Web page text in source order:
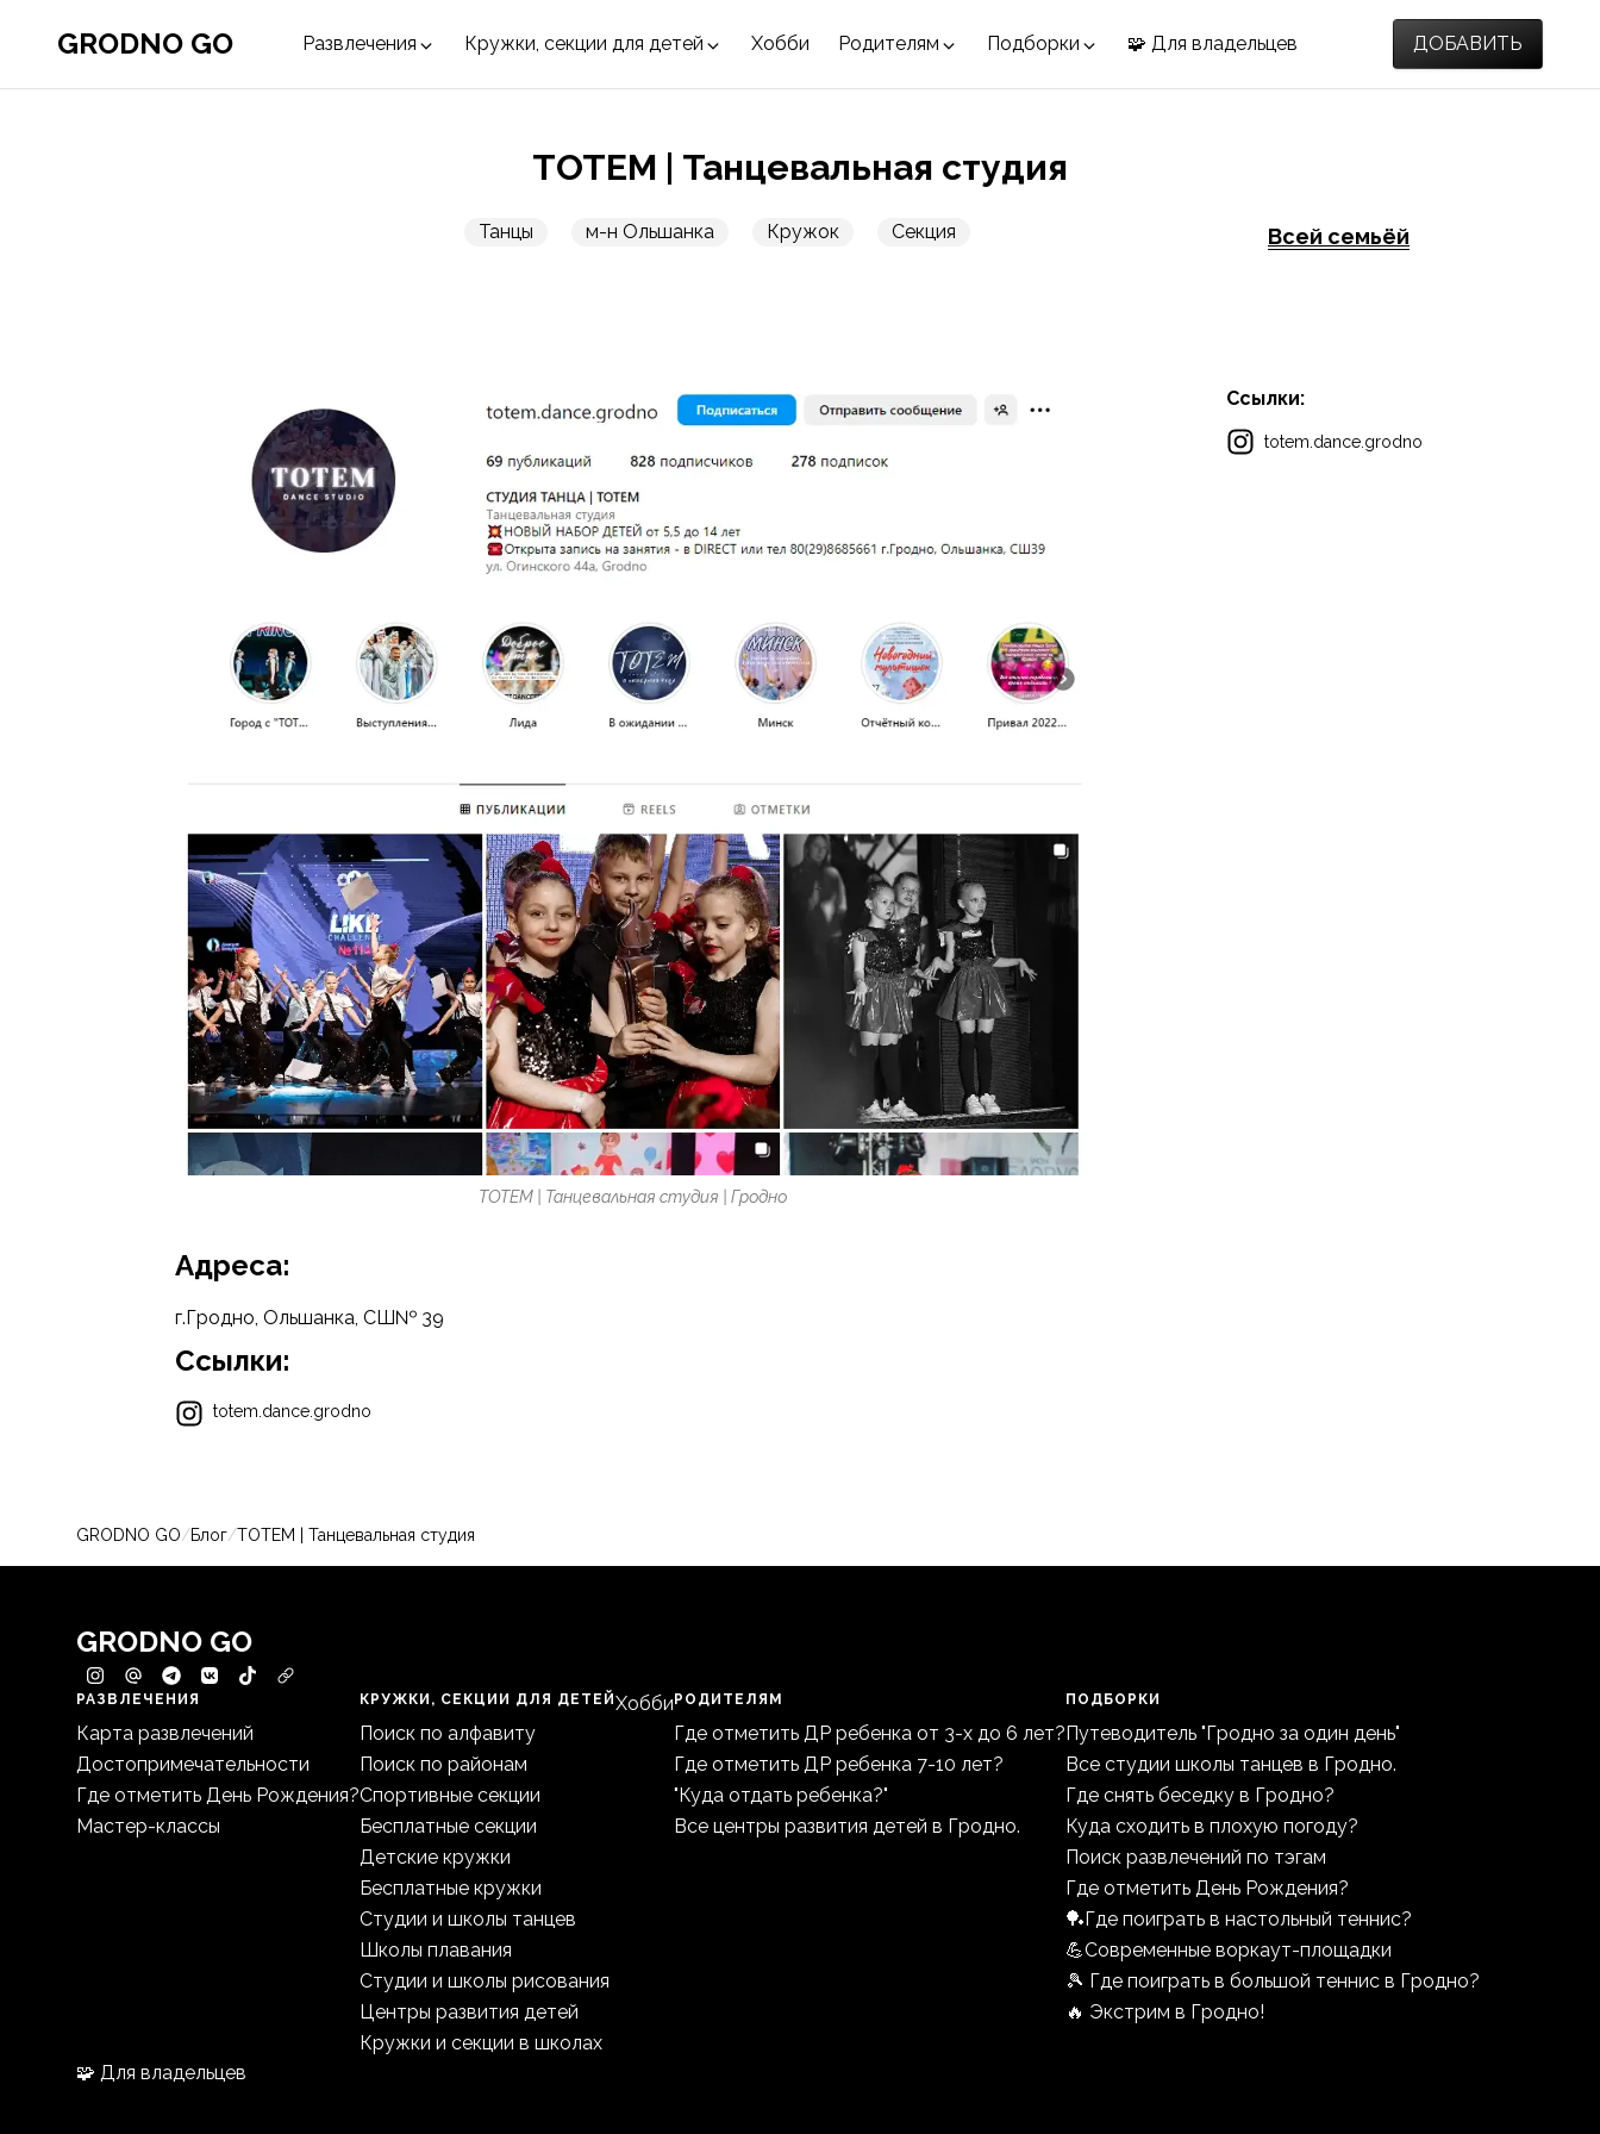
GRODNO GO Развлечения Кружки, секции для детей Хобби Родителям Подборки 🧩 Для владельцев ДОБАВИТЬ
ТОТЕМ | Танцевальная студия
Танцы м-н Ольшанка Кружок Секция Всей семьёй
Ссылки:
totem.dance.grodno
ТОТЕМ | Танцевальная студия | Гродно
Адреса:
г.Гродно, Ольшанка, СШ№ 39
Ссылки:
totem.dance.grodno
GRODNO GO/Блог/ТОТЕМ | Танцевальная студия
GRODNO GO
РАЗВЛЕЧЕНИЯ
Карта развлечений
Достопримечательности
Где отметить День Рождения?
Мастер-классы
КРУЖКИ, СЕКЦИИ ДЛЯ ДЕТЕЙ
Поиск по алфавиту
Поиск по районам
Спортивные секции
Бесплатные секции
Детские кружки
Бесплатные кружки
Студии и школы танцев
Школы плавания
Студии и школы рисования
Центры развития детей
Кружки и секции в школах
ХоббиРОДИТЕЛЯМ
Где отметить ДР ребенка от 3-х до 6 лет?
Где отметить ДР ребенка 7-10 лет?
"Куда отдать ребенка?"
Все центры развития детей в Гродно.
ПОДБОРКИ
Путеводитель "Гродно за один день"
Все студии школы танцев в Гродно.
Где снять беседку в Гродно?
Куда сходить в плохую погоду?
Поиск развлечений по тэгам
Где отметить День Рождения?
🏓Где поиграть в настольный теннис?
💪Современные воркаут-площадки
🎾 Где поиграть в большой теннис в Гродно?
🔥 Экстрим в Гродно!
🧩 Для владельцев